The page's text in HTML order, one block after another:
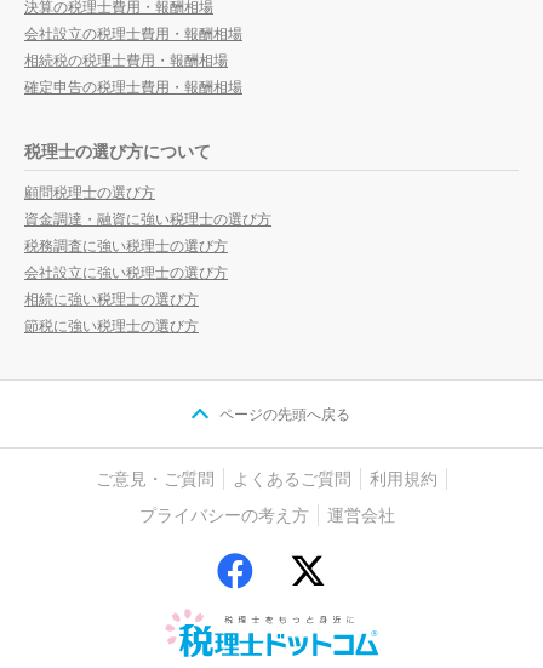
決算の税理士費用・報酬相場
会社設立の税理士費用・報酬相場
相続税の税理士費用・報酬相場
確定申告の税理士費用・報酬相場
税理士の選び方について
顧問税理士の選び方
資金調達・融資に強い税理士の選び方
税務調査に強い税理士の選び方
会社設立に強い税理士の選び方
相続に強い税理士の選び方
節税に強い税理士の選び方
ページの先頭へ戻る
ご意見・ご質問 よくあるご質問
利用規約
プライバシーの考え方
運営会社